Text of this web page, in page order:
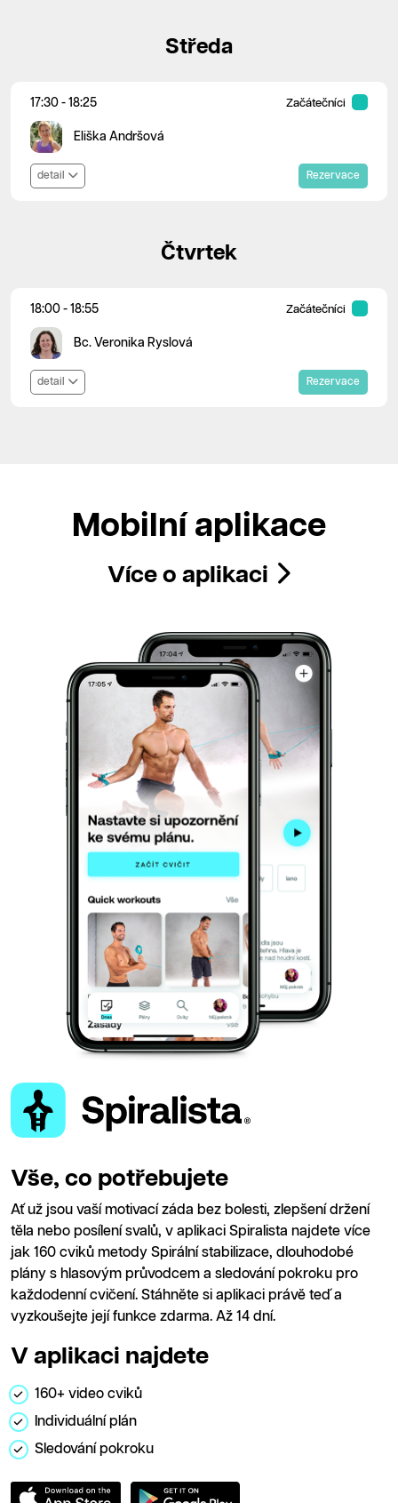
Středa
17:30 - 18:25 Začátečníci
Eliška Andršová
detail Rezervace
Čtvrtek
18:00 - 18:55 Začátečníci
Bc. Veronika Ryslová
detail Rezervace
Mobilní aplikace
Více o aplikaci
Vše, co potřebujete
Ať už jsou vaší motivací záda bez bolesti, zlepšení držení
těla nebo posílení svalů, v aplikaci Spiralista najdete více
jak 160 cviků metody Spirální stabilizace, dlouhodobé
plány s hlasovým průvodcem a sledování pokroku pro
každodenní cvičení. Stáhněte si aplikaci právě teď a
vyzkoušejte její funkce zdarma. Až 14 dní.
V aplikaci najdete
160+ video cviků
Individuální plán
Sledování pokroku